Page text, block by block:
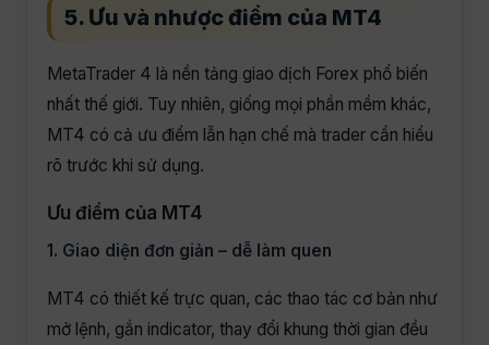
5. Ưu và nhược điểm của MT4
MetaTrader 4 là nền tảng giao dịch Forex phổ biến
nhất thế giới. Tuy nhiên, giống mọi phần mềm khác,
MT4 có cả ưu điểm lẫn hạn chế mà trader cần hiểu
rõ trước khi sử dụng.
Ưu điểm của MT4
1. Giao diện đơn giản – dễ làm quen
MT4 có thiết kế trực quan, các thao tác cơ bản như
mở lệnh, gắn indicator, thay đổi khung thời gian đều